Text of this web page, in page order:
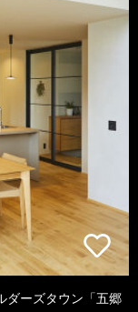
ーズタウン「五郷